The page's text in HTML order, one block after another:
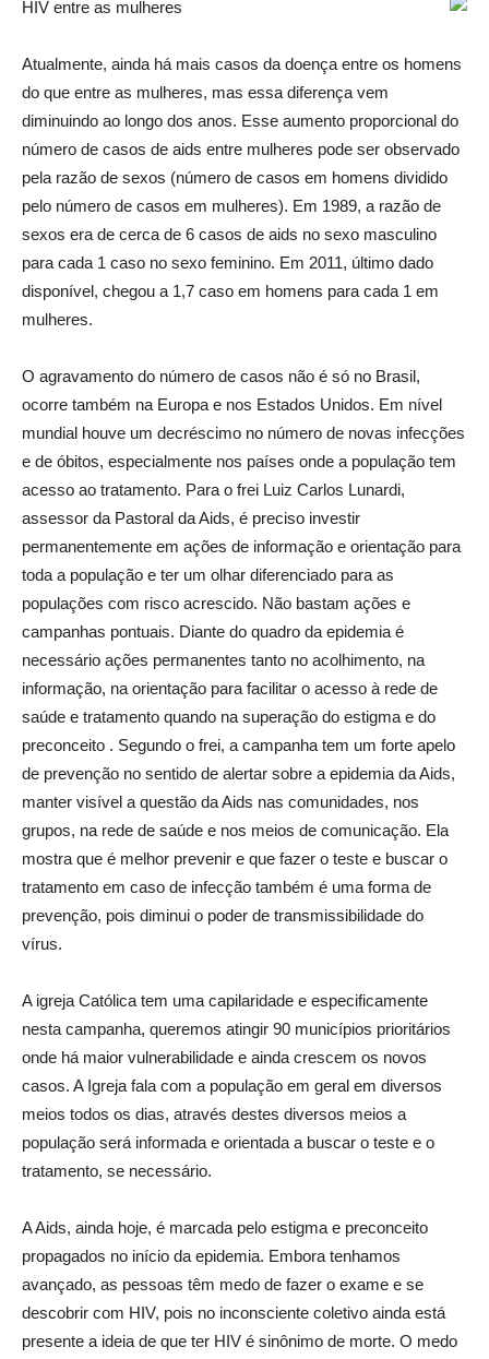
HIV entre as mulheres
Atualmente, ainda há mais casos da doença entre os homens
do que entre as mulheres, mas essa diferença vem
diminuindo ao longo dos anos. Esse aumento proporcional do
número de casos de aids entre mulheres pode ser observado
pela razão de sexos (número de casos em homens dividido
pelo número de casos em mulheres). Em 1989, a razão de
sexos era de cerca de 6 casos de aids no sexo masculino
para cada 1 caso no sexo feminino. Em 2011, último dado
disponível, chegou a 1,7 caso em homens para cada 1 em
mulheres.
O agravamento do número de casos não é só no Brasil,
ocorre também na Europa e nos Estados Unidos. Em nível
mundial houve um decréscimo no número de novas infecções
e de óbitos, especialmente nos países onde a população tem
acesso ao tratamento. Para o frei Luiz Carlos Lunardi,
assessor da Pastoral da Aids, é preciso investir
permanentemente em ações de informação e orientação para
toda a população e ter um olhar diferenciado para as
populações com risco acrescido. Não bastam ações e
campanhas pontuais. Diante do quadro da epidemia é
necessário ações permanentes tanto no acolhimento, na
informação, na orientação para facilitar o acesso à rede de
saúde e tratamento quando na superação do estigma e do
preconceito . Segundo o frei, a campanha tem um forte apelo
de prevenção no sentido de alertar sobre a epidemia da Aids,
manter visível a questão da Aids nas comunidades, nos
grupos, na rede de saúde e nos meios de comunicação. Ela
mostra que é melhor prevenir e que fazer o teste e buscar o
tratamento em caso de infecção também é uma forma de
prevenção, pois diminui o poder de transmissibilidade do
vírus.
A igreja Católica tem uma capilaridade e especificamente
nesta campanha, queremos atingir 90 municípios prioritários
onde há maior vulnerabilidade e ainda crescem os novos
casos. A Igreja fala com a população em geral em diversos
meios todos os dias, através destes diversos meios a
população será informada e orientada a buscar o teste e o
tratamento, se necessário.
A Aids, ainda hoje, é marcada pelo estigma e preconceito
propagados no início da epidemia. Embora tenhamos
avançado, as pessoas têm medo de fazer o exame e se
descobrir com HIV, pois no inconsciente coletivo ainda está
presente a ideia de que ter HIV é sinônimo de morte. O medo